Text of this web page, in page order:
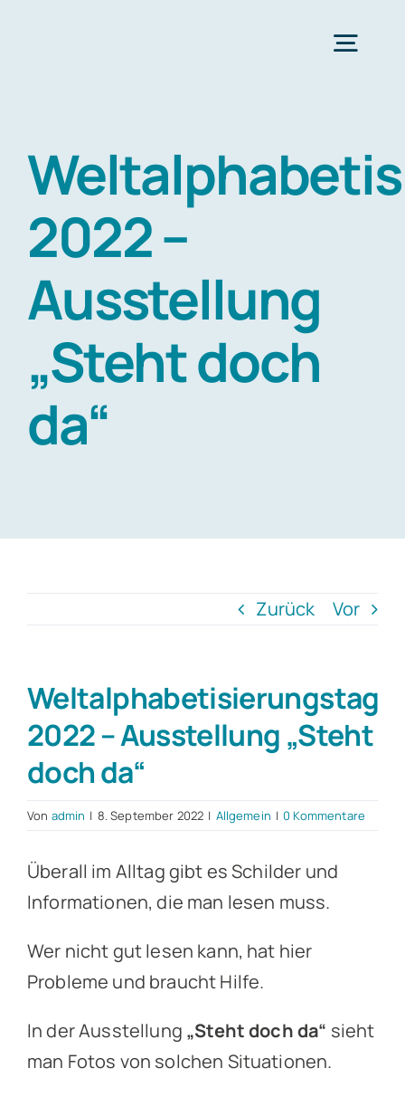
2022 –
Ausstellung
„Steht doch
da“
Zurück Vor
Weltalphabetisierungstag
2022 – Ausstellung „Steht
doch da“
Von admin | 8. September 2022 | Allgemein | 0 Kommentare
Überall im Alltag gibt es Schilder und
Informationen, die man lesen muss.
Wer nicht gut lesen kann, hat hier
Probleme und braucht Hilfe.
In der Ausstellung „Steht doch da“ sieht
man Fotos von solchen Situationen.